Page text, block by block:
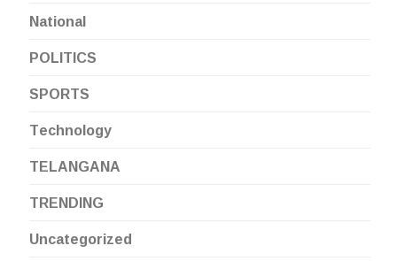
National
POLITICS
SPORTS
Technology
TELANGANA
TRENDING
Uncategorized